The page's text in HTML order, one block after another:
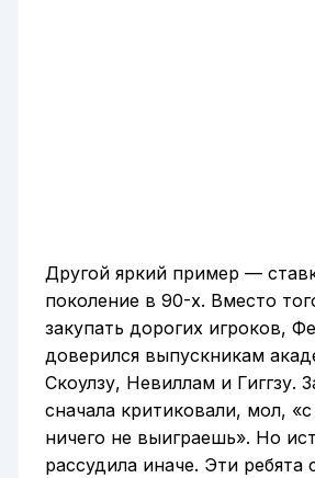
Другой яркий пример —
поколение в 90-х. Вместо
закупать дорогих игроков,
доверился выпускникам
Скоулзу, Невиллам и Гиггзу.
сначала критиковали, мол,
ничего не выиграешь». Но
рассудила иначе. Эти ребята